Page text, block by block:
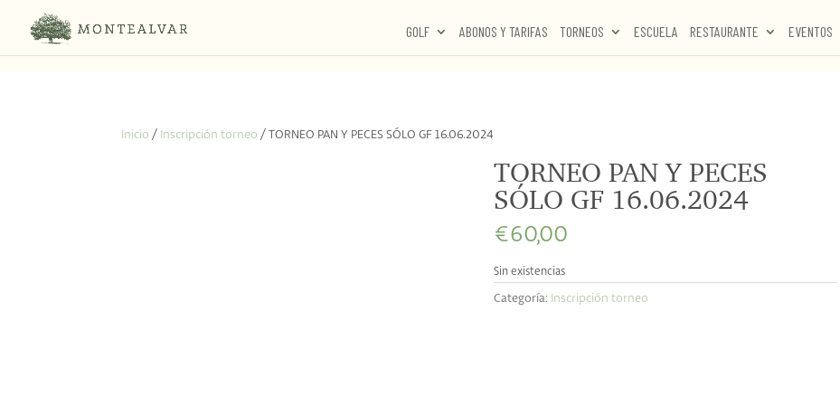
GOLF ABONOS Y TARIFAS TORNEOS ESCUELA RESTAURANTE EVENTOS
Inicio / Inscripción torneo / TORNEO PAN Y PECES SÓLO GF 16.06.2024
TORNEO PAN Y PECES
SÓLO GF 16.06.2024
€60,00
Sin existencias
Categoría: Inscripción torneo